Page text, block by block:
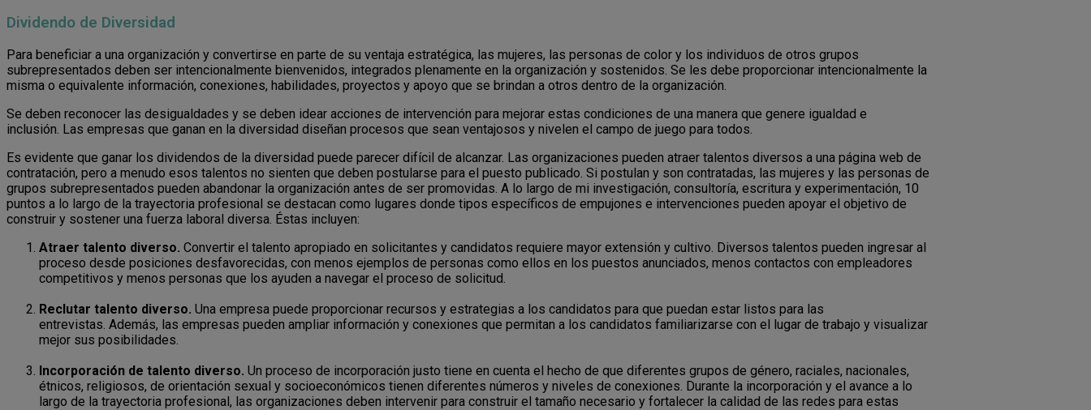
Dividendo de Diversidad
Para beneficiar a una organización y convertirse en parte de su ventaja estratégica, las mujeres, las personas de color y los individuos de otros grupos
subrepresentados deben ser intencionalmente bienvenidos, integrados plenamente en la organización y sostenidos. Se les debe proporcionar intencionalmente la
misma o equivalente información, conexiones, habilidades, proyectos y apoyo que se brindan a otros dentro de la organización.
Se deben reconocer las desigualdades y se deben idear acciones de intervención para mejorar estas condiciones de una manera que genere igualdad e
inclusión. Las empresas que ganan en la diversidad diseñan procesos que sean ventajosos y nivelen el campo de juego para todos.
Es evidente que ganar los dividendos de la diversidad puede parecer difícil de alcanzar. Las organizaciones pueden atraer talentos diversos a una página web de
contratación, pero a menudo esos talentos no sienten que deben postularse para el puesto publicado. Si postulan y son contratadas, las mujeres y las personas de
grupos subrepresentados pueden abandonar la organización antes de ser promovidas. A lo largo de mi investigación, consultoría, escritura y experimentación, 10
puntos a lo largo de la trayectoria profesional se destacan como lugares donde tipos específicos de empujones e intervenciones pueden apoyar el objetivo de
construir y sostener una fuerza laboral diversa. Éstas incluyen:
Atraer talento diverso. Convertir el talento apropiado en solicitantes y candidatos requiere mayor extensión y cultivo. Diversos talentos pueden ingresar al
proceso desde posiciones desfavorecidas, con menos ejemplos de personas como ellos en los puestos anunciados, menos contactos con empleadores
competitivos y menos personas que los ayuden a navegar el proceso de solicitud.
Reclutar talento diverso. Una empresa puede proporcionar recursos y estrategias a los candidatos para que puedan estar listos para las
entrevistas. Además, las empresas pueden ampliar información y conexiones que permitan a los candidatos familiarizarse con el lugar de trabajo y visualizar
mejor sus posibilidades.
Incorporación de talento diverso. Un proceso de incorporación justo tiene en cuenta el hecho de que diferentes grupos de género, raciales, nacionales,
étnicos, religiosos, de orientación sexual y socioeconómicos tienen diferentes números y niveles de conexiones. Durante la incorporación y el avance a lo
largo de la trayectoria profesional, las organizaciones deben intervenir para construir el tamaño necesario y fortalecer la calidad de las redes para estas